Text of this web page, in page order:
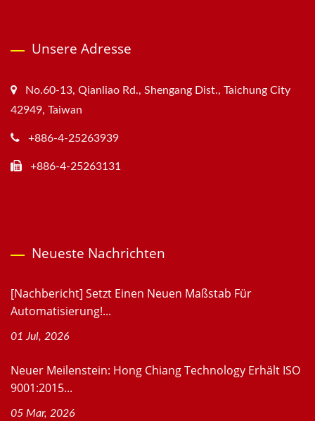
Unsere Adresse
No.60-13, Qianliao Rd., Shengang Dist., Taichung City
42949, Taiwan
+886-4-25263939
+886-4-25263131
Neueste Nachrichten
[Nachbericht] Setzt Einen Neuen Maßstab Für
Automatisierung!...
01 Jul, 2026
Neuer Meilenstein: Hong Chiang Technology Erhält ISO
9001:2015...
05 Mar, 2026